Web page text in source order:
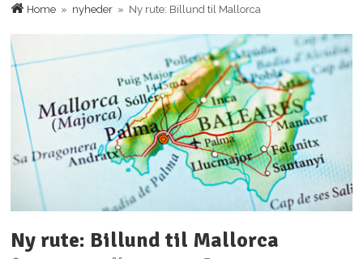
Home » nyheder » Ny rute: Billund til Mallorca
Ny rute: Billund til Mallorca